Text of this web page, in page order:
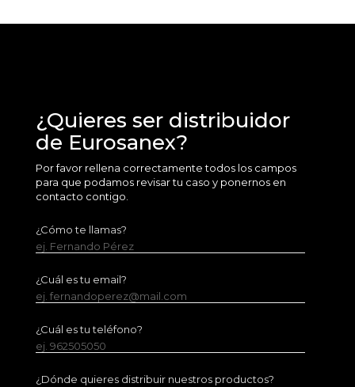
¿Quieres ser distribuidor
de Eurosanex?
Por favor rellena correctamente todos los campos
para que podamos revisar tu caso y ponernos en
contacto contigo.
¿Cómo te llamas?
ej. Fernando Pérez
¿Cuál es tu email?
ej. fernandoperez@mail.com
¿Cuál es tu teléfono?
ej. 962505050
¿Dónde quieres distribuir nuestros productos?